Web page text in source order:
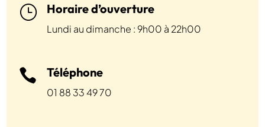
} Horaire d’ouverture
Lundi au dimanche : 9h00 à 22h00
 Téléphone
01 88 33 49 70